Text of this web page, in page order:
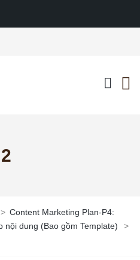
2
> Content Marketing Plan-P4:
nội dung (Bao gồm Template)
>